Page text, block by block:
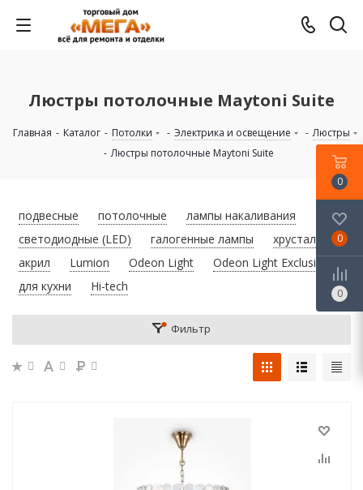
Люстры потолочные Maytoni Suite
Главная - Каталог - Потолки - Электрика и освещение - Люстры
- Люстры потолочные Maytoni Suite
подвесные потолочные
лампы накаливания
светодиодные (LED)
галогенные лампы
хрусталь
акрил
Lumion Odeon Light
Odeon Light Exclusive
для кухни
Hi-tech
Фильтр
0
0
0